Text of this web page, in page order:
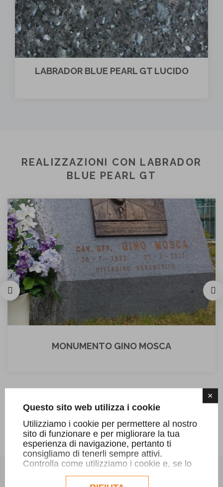
×
Questo sito web utilizza i cookie
Utilizziamo i cookie per permettere al nostro
sito di funzionare e per migliorare la tua
esperienza di navigazione, pertanto ti
consigliamo di tenerli sempre attivi.
Controlla come utilizziamo i cookie e, se lo
desideri, personalizzane la configurazione.
Eventuali cookie di profilazione o
LABRADOR BLUE PEARL GT LUCIDO
REALIZZAZIONI CON LABRADOR
BLUE PEARL GT
MONUMENTO GINO MOSCA
SCOPRI DI PIÙ